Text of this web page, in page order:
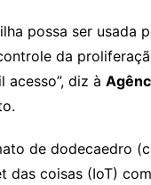
possa ser
da
acesso”, diz à
de dodecaedro
das coisas (IoT)